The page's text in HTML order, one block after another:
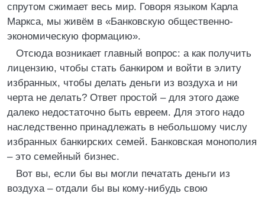
спрутом сжимает весь мир. Говоря языком Карла
Маркса, мы живём в «Банковскую общественно-
экономическую формацию».
Отсюда возникает главный вопрос: а как получить
лицензию, чтобы стать банкиром и войти в элиту
избранных, чтобы делать деньги из воздуха и ни
черта не делать? Ответ простой – для этого даже
далеко недостаточно быть евреем. Для этого надо
наследственно принадлежать в небольшому числу
избранных банкирских семей. Банковская монополия
– это семейный бизнес.
Вот вы, если бы вы могли печатать деньги из
воздуха – отдали бы вы кому-нибудь свою